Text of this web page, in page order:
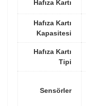
Hafıza Kartı
Hafıza Kartı
Kapasitesi
Hafıza Kartı
Tipi
Sensörler